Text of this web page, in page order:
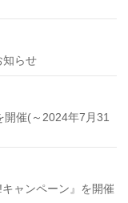
らせ
開催(～2024年7月31
ャンペーン』を開催